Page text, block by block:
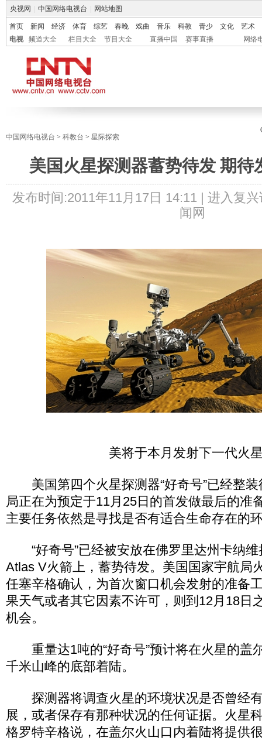
央视网 中国网络电视台 网站地图
首页 新闻 经济 体育 综艺 春晚 戏曲 音乐 科教 青少 文化
艺术
电视
频道大全 栏目大全 节目大全 直播中国 赛事直播 网络
中国网络电视台 > 科教台 > 星际探索
美国火星探测器蓄势待发 期待
发布时间:2011年11月17日 14:11 | 进入复兴
闻网
美将于本月发射下一代火
美国第四个火星探测器“好奇号”已经整装
局正在为预定于11月25日的首发做最后的准
主要任务依然是寻找是否有适合生命存在的
“好奇号”已经被安放在佛罗里达州卡纳维
Atlas V火箭上，蓄势待发。美国国家宇航局
任塞辛格确认，为首次窗口机会发射的准备
果天气或者其它因素不许可，则到12月18日
机会。
重量达1吨的“好奇号”预计将在火星的盖
千米山峰的底部着陆。
探测器将调查火星的环境状况是否曾经
展，或者保存有那种状况的任何证据。火星
格罗特辛格说，在盖尔火山口内着陆将提供